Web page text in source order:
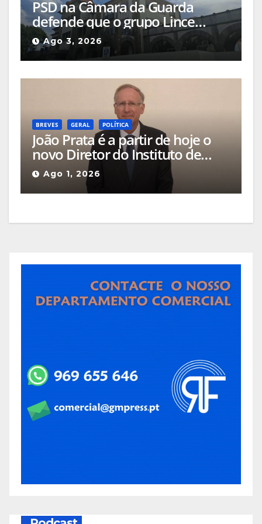
PSD na Câmara da Guarda
defende que o grupo Lince
deveria apresentar, na cidade, o
projeto que pretende
implementar no Hotel Turismo
Ago 3, 2026
BREVES GERAL POLÍTICA
João Prata é a partir de hoje o
novo Diretor do Instituto de
Emprego e Formação
Profissional da Guarda
Ago 1, 2026